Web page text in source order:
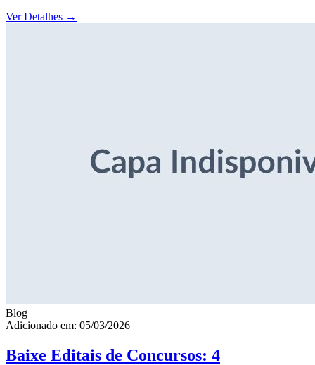
Ver Detalhes →
Blog
Adicionado em: 05/03/2026
Baixe Editais de Concursos: 4